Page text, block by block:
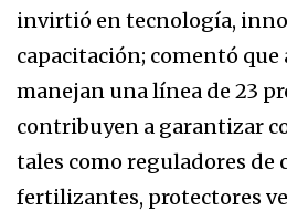
invirtió en tecnología,
capacitación; comentó
manejan una línea de 23
contribuyen a garantizar
tales como reguladores de
fertilizantes, protectores